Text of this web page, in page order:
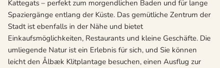
Kattegats – perfekt zum morgendlichen Baden und für lange
Spaziergänge entlang der Küste. Das gemütliche Zentrum der
Stadt ist ebenfalls in der Nähe und bietet
Einkaufsmöglichkeiten, Restaurants und kleine Geschäfte. Die
umliegende Natur ist ein Erlebnis für sich, und Sie können
leicht den Ålbæk Klitplantage besuchen, einen Ausflug zur